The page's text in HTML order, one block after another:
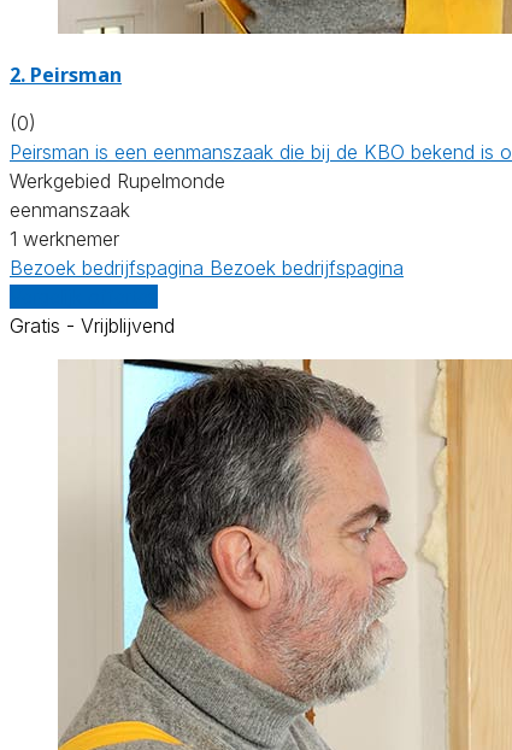
2. Peirsman
(0)
Peirsman is een eenmanszaak die bij de KBO bekend
Werkgebied Rupelmonde
eenmanszaak
1 werknemer
Bezoek bedrijfspagina Bezoek bedrijfspagina
Gratis - Vrijblijvend